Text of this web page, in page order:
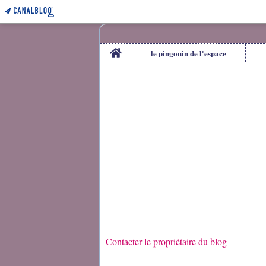
Home le pingouin de l'espace
Contacter le propriétaire du blog